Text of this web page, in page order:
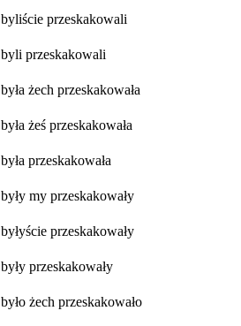
byliście przeskakowali
byli przeskakowali
była żech przeskakowała
była żeś przeskakowała
była przeskakowała
były my przeskakowały
byłyście przeskakowały
były przeskakowały
było żech przeskakowało